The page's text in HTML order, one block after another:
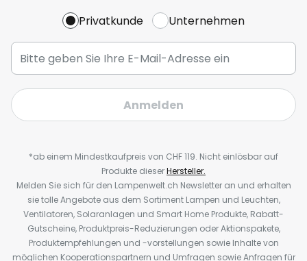
Privatkunde Unternehmen
Anmelden
*ab einem Mindestkaufpreis von CHF 119. Nicht einlösbar auf
Produkte dieserHersteller.
Melden Sie sich für den Lampenwelt.ch Newsletter an und erhalten
sie tolle Angebote aus dem Sortiment Lampen und Leuchten,
Ventilatoren, Solaranlagen und Smart Home Produkte, Rabatt-
Gutscheine, Produktpreis-Reduzierungen oder Aktionspakete,
Produktempfehlungen und -vorstellungen sowie Inhalte von
möglichen Kooperationspartnern und Umfragen sowie Anfragen für